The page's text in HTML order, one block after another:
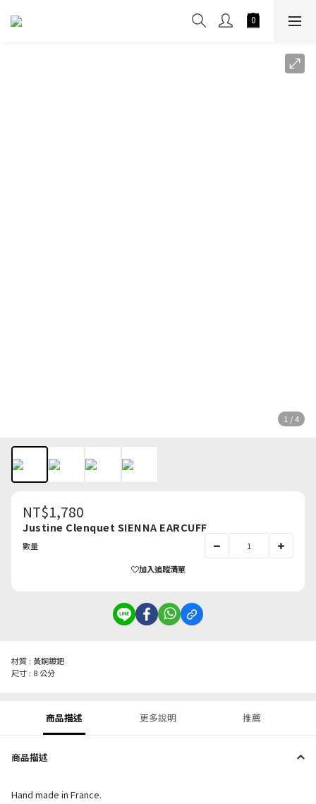
1 / 4
NT$1,780
Justine Clenquet SIENNA EARCUFF
數量
加入追蹤清單
材質 : 黃銅鍍鈀
尺寸 : 8 公分
商品描述 更多說明 推薦
商品描述
Hand made in France.